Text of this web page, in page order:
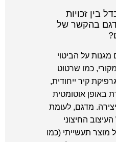
בין זכויות
בהקשר של
מגנות על הביטוי
כמו שרטוט
קיר ייחודית,
באופן אוטומטית
מדגם, לעומת
החיצוני
מוצר תעשייתי (כמו